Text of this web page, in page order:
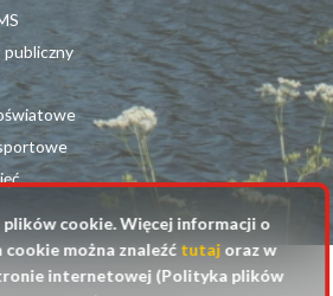
Urząd Gminy Raszyn
plików cookie. Więcej informacji o
cookie można znaleźć tutajoraz w
internetowej (Polityka plików